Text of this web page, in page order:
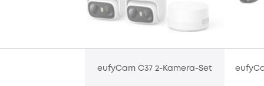
eufyCam C37 2‑Kamera‑Set